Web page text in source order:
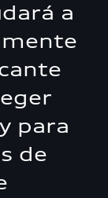
a
para
de